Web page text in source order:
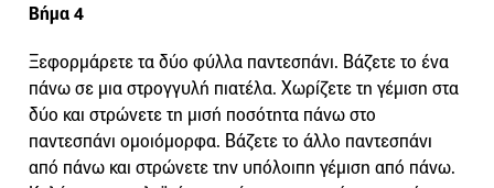
Βήμα 4
Ξεφορμάρετε τα δύο φύλλα παντεσπάνι. Βάζετε το ένα
πάνω σε μια στρογγυλή πιατέλα. Χωρίζετε τη γέμιση στα
δύο και στρώνετε τη μισή ποσότητα πάνω στο
παντεσπάνι ομοιόμορφα. Βάζετε το άλλο παντεσπάνι
από πάνω και στρώνετε την υπόλοιπη γέμιση από πάνω.